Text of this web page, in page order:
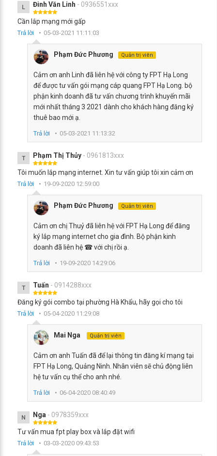
L Đinh Văn Linh - 0936551xxx
Cần lắp mạng mới gấp
Trả lời 05-03-2021 11:11:03
Phạm Đức Phương Quản trị viên
Cảm ơn anh Linh đã liên hệ với công ty FPT Hạ Long
để được tư vấn gói mạng cáp quang FPT Hạ Long. bộ
phận kinh doanh đã tư vấn chương trình khuyến mãi
mới nhất tháng 3 2021 dành cho khách hàng đăng ký
thuê bao mới ạ.
Trả lời 05-03-2021 11:13:32
T Phạm Thị Thủy - 0961813xxx
Tôi muốn lắp mạng internet. Xin tư vấn giúp tôi xin cảm ơn
Trả lời 19-09-2020 12:59:00
Phạm Đức Phương Quản trị viên
Cảm ơn chị Thuỷ đã liên hệ với FPT Hạ Long để đăng
ký lắp mạng internet cho gia đình. Bộ phận kinh
doanh đã liên hệ ☎ với chị rồi ạ.
Trả lời 19-09-2020 14:29:06
T Tuấn - 0914288xxx
Đăng ký gói combo tại phường Hà Khẩu, hãy gọi cho tôi
Trả lời 05-04-2020 11:29:08
Mai Nga Quản trị viên
Cảm ơn anh Tuấn đã để lại thông tin đăng kí mạng tại
FPT Hạ Long, Quảng Ninh. Nhân viên sẽ chủ động liên
hệ tư vấn cụ thể cho anh nhé.
Trả lời 06-04-2020 08:40:49
N Nga - 0978359xxx
Tư vấn mua fpt play box và lắp đặt wifi
Trả lời 03-03-2020 09:43:53